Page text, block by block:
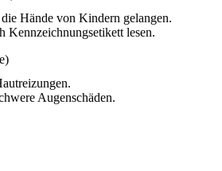
Hände von Kindern gelangen.
Kennzeichnungsetikett lesen.
Augenschäden.